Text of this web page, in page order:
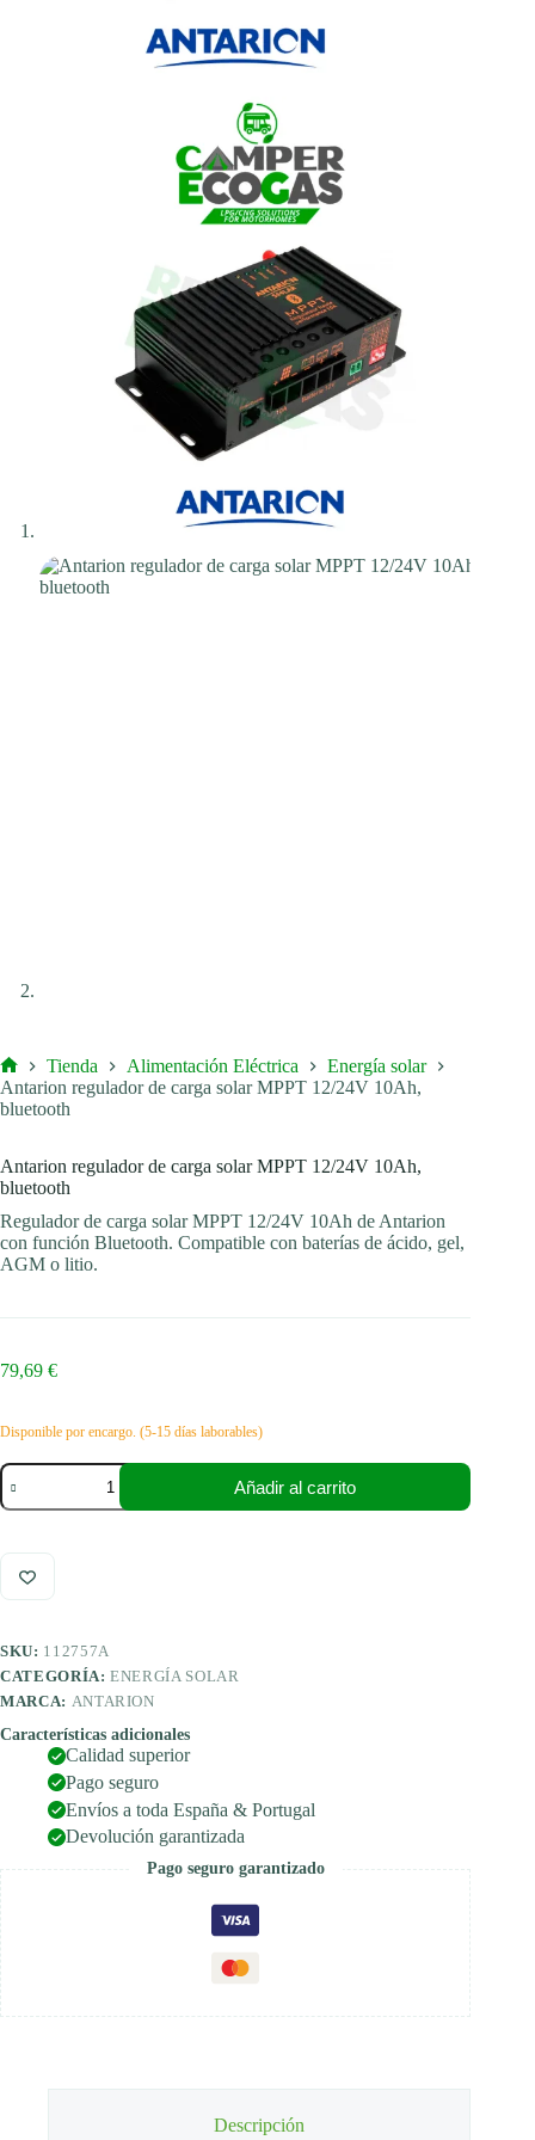
Inicio
Tienda Alimentación Eléctrica
Energía solar
Antarion regulador de carga solar MPPT 12/24V 10Ah,
bluetooth
Antarion regulador de carga solar MPPT 12/24V 10Ah,
bluetooth
Regulador de carga solar MPPT 12/24V 10Ah de Antarion
con función Bluetooth. Compatible con baterías de ácido, gel,
AGM o litio.
79,69 €
Disponible por encargo. (5-15 días laborables)
Antarion
regulador
de
solar
MPPT
12/24V
cantidad
Añadir al carrito
SKU: 112757A
CATEGORÍA:ENERGÍA SOLAR
MARCA: ANTARION
Características adicionales
Calidad superior
Pago seguro
Envíos a toda España & Portugal
Devolución garantizada
Pago seguro garantizado
Descripción